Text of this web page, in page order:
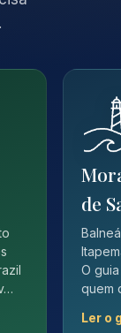
de
O
quem
Ler o